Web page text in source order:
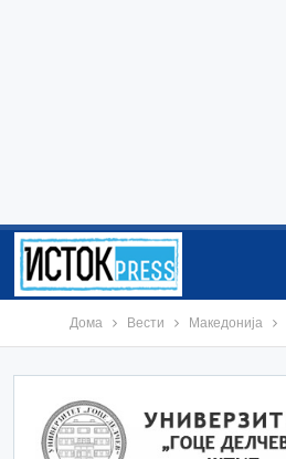
Дома Вести Македонија